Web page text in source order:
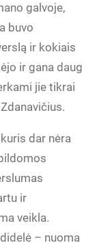
galvoje,
buvo
ir kokiais
ir gana daug
jie tikrai
dar nėra
ir
veikla.
– nuoma